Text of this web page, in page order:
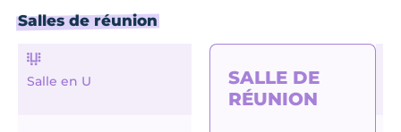
Salles de réunion
SALLE
Salle en U
SALLE DE
RÉUNION